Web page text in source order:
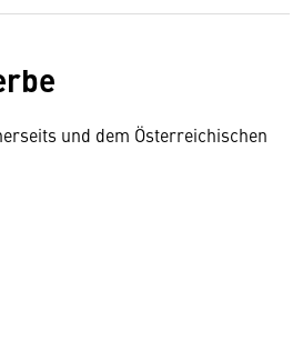
und dem Österreichischen